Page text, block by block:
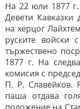
На 22 юли 1877
Девети Кавказки
на херцог
руските войски
тържествено
1877 г. На
комисия с
П. Р. Славейков.
паша отдава